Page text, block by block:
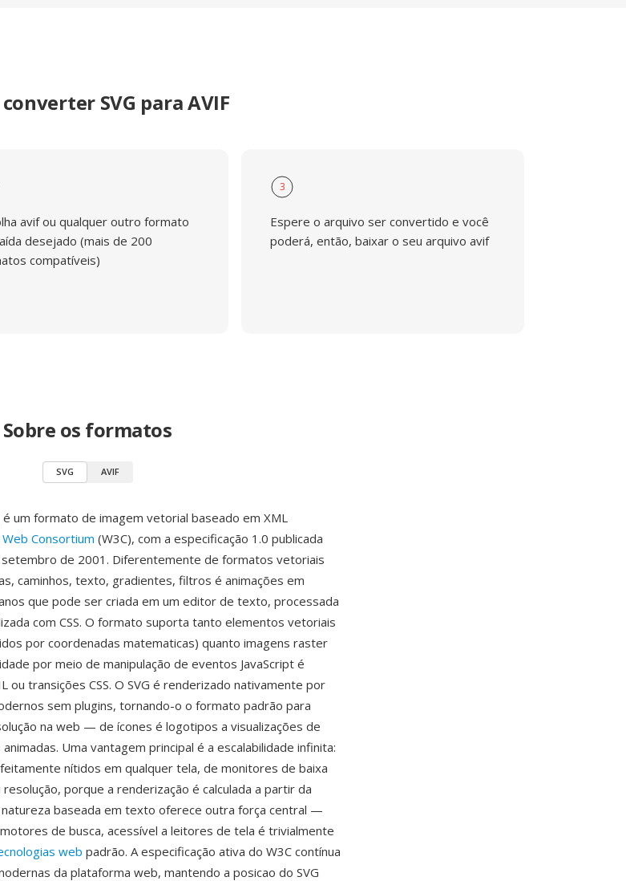
SVG para AVIF
avif ou qualquer outro formato
desejado (mais de 200
compatíveis)
3
Espere o arquivo ser convertido e você
poderá, então, baixar o seu arquivo avif
Sobre os formatos
SVG AVIF
é um formato de imagem vetorial baseado em XML
Consortium (W3C), com a especificação 1.0 publicada
setembro de 2001. Diferentemente de formatos vetoriais
caminhos, texto, gradientes, filtros é animações em
que pode ser criada em um editor de texto, processada
com CSS. O formato suporta tanto elementos vetoriais
por coordenadas matematicas) quanto imagens raster
por meio de manipulação de eventos JavaScript é
ou transições CSS. O SVG é renderizado nativamente por
sem plugins, tornando-o o formato padrão para
na web — de ícones é logotipos a visualizações de
Uma vantagem principal é a escalabilidade infinita:
nítidos em qualquer tela, de monitores de baixa
porque a renderização é calculada a partir da
baseada em texto oferece outra força central —
de busca, acessível a leitores de tela é trivialmente
web padrão. A especificação ativa do W3C contínua
da plataforma web, mantendo a posicao do SVG